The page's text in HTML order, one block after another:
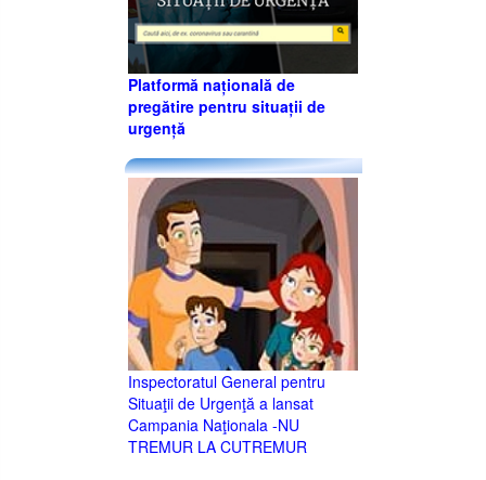
Platformă națională de
pregătire pentru situații de
urgență
Inspectoratul General pentru
Situaţii de Urgenţă a lansat
Campania Naţionala -NU
TREMUR LA CUTREMUR